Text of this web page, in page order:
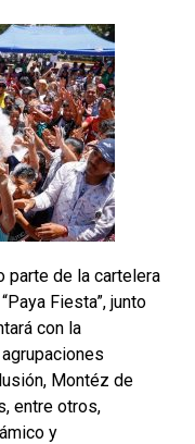
parte de la cartelera
Fiesta”, junto
con la
Montéz de
entre otros,
y